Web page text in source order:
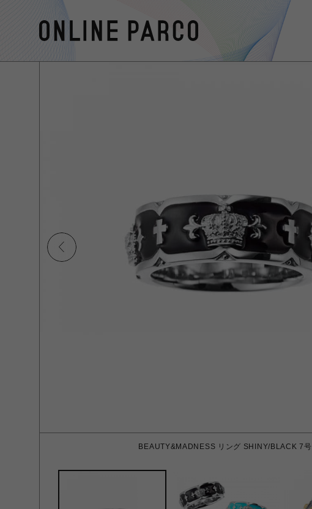
BEAUTY&MADNESS リング SHINY/BLACK 7号